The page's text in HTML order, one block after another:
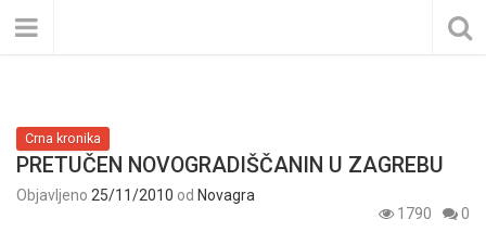
Crna kronika
PRETUČEN NOVOGRADIŠČANIN U ZAGREBU
Objavljeno 25/11/2010 od Novagra
1790
0